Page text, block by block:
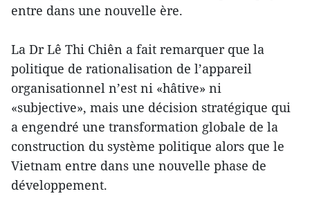
entre dans une nouvelle ère.
La Dr Lê Thi Chiên a fait remarquer que la
politique de rationalisation de l’appareil
organisationnel n’est ni «hâtive» ni
«subjective», mais une décision stratégique qui
a engendré une transformation globale de la
construction du système politique alors que le
Vietnam entre dans une nouvelle phase de
développement.